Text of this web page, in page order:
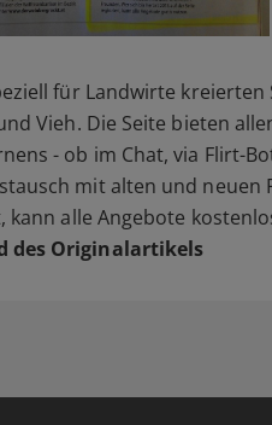
für Landwirte
Vieh. Die Seite bieten
- ob im Chat, via Flirt-
mit alten und neuen
kann alle Angebote
des Originalartikels